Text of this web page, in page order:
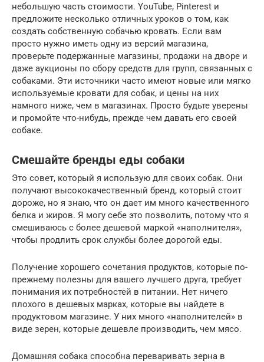
небольшую часть стоимости. YouTube, Pinterest и
предложите несколько отличных уроков о том, как
создать собственную собачью кровать. Если вам
просто нужно иметь одну из версий магазина,
проверьте подержанные магазины, продажи на дворе и
даже аукционы по сбору средств для групп, связанных с
собаками. Эти источники часто имеют новые или мягко
используемые кровати для собак, и цены на них
намного ниже, чем в магазинах. Просто будьте уверены
и промойте что-нибудь, прежде чем давать его своей
собаке.
Смешайте бренды еды собаки
Это совет, который я использую для своих собак. Они
получают высококачественный бренд, который стоит
дороже, но я знаю, что он дает им много качественного
белка и жиров. Я могу себе это позволить, потому что я
смешиваюсь с более дешевой маркой «наполнителя»,
чтобы продлить срок службы более дорогой еды.
Получение хорошего сочетания продуктов, которые по-
прежнему полезны для вашего лучшего друга, требует
понимания их потребностей в питании. Нет ничего
плохого в дешевых марках, которые вы найдете в
продуктовом магазине. У них много «наполнителей» в
виде зерен, которые дешевле производить, чем мясо.
Домашняя собака способна переваривать зерна в